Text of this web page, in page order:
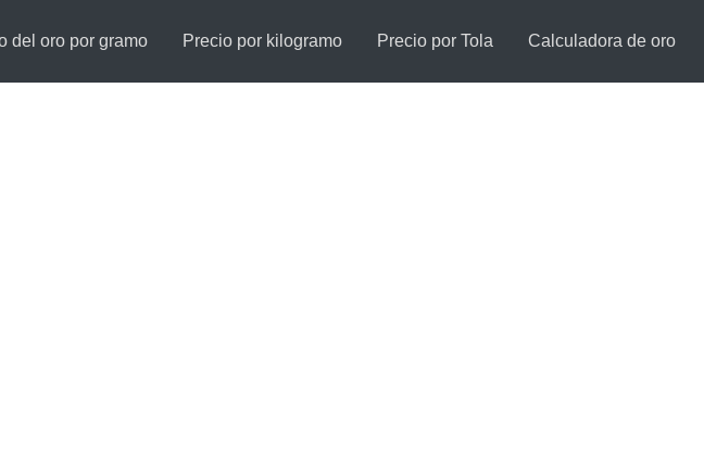
del oro por gramo Precio por kilogramo Precio por Tola Calculadora de oro